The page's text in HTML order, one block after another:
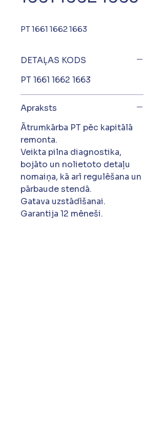
PT 1661 1662 1663
DETAĻAS KODS
PT 1661 1662 1663
Apraksts
Ātrumkārba PT pēc kapitālā
remonta.
Veikta pilna diagnostika,
bojāto un nolietoto detaļu
nomaiņa, kā arī regulēšana un
pārbaude stendā.
Gatava uzstādīšanai.
Garantija 12 mēneši.